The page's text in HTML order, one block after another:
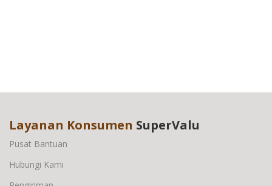
Layanan Konsumen SuperValu
Pusat Bantuan
Hubungi Kami